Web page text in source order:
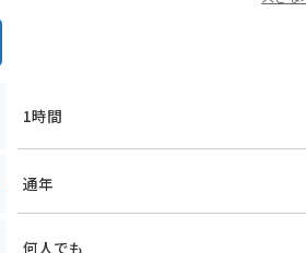
1時間
通年
何人でも